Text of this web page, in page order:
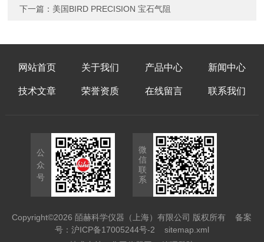
下一篇： 美国BIRD PRECISION 宝石气阻
网站首页 关于我们 产品中心 新闻中心
技术文章 荣誉资质 在线留言 联系我们
公
众
号
微
信
联
系
Copyright©2026 皕赫科学仪器（上海）有限公司 版权所有备案
号：沪ICP备17005244号-2
sitemap.xml